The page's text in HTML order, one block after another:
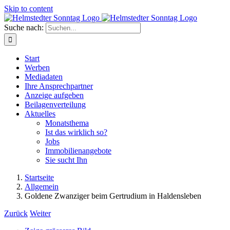
Skip to content
Suche nach:
Start
Werben
Mediadaten
Ihre Ansprechpartner
Anzeige aufgeben
Beilagenverteilung
Aktuelles
Monatsthema
Ist das wirklich so?
Jobs
Immobilienangebote
Sie sucht Ihn
Startseite
Allgemein
Goldene Zwanziger beim Gertrudium in Haldensleben
Zurück Weiter